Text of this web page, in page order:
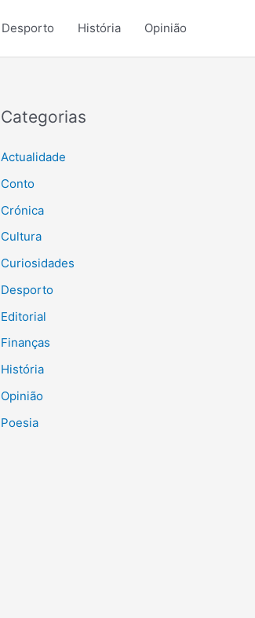
Desporto História Opinião
Categorias
Actualidade
Conto
Crónica
Cultura
Curiosidades
Desporto
Editorial
Finanças
História
Opinião
Poesia